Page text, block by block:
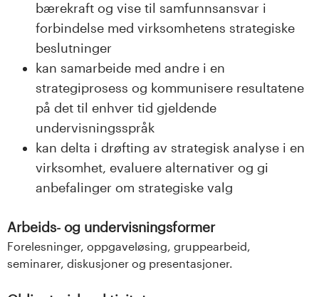
bærekraft og vise til samfunnsansvar i
forbindelse med virksomhetens strategiske
beslutninger
kan samarbeide med andre i en
strategiprosess og kommunisere resultatene
på det til enhver tid gjeldende
undervisningsspråk
kan delta i drøfting av strategisk analyse i en
virksomhet, evaluere alternativer og gi
anbefalinger om strategiske valg
Arbeids- og undervisningsformer
Forelesninger, oppgaveløsing, gruppearbeid,
seminarer, diskusjoner og presentasjoner.